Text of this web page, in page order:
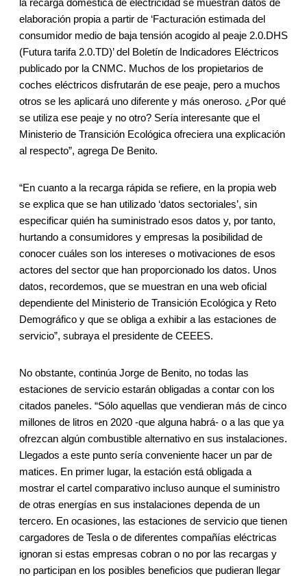
elaboración propia a partir de ‘Facturación estimada del
consumidor medio de baja tensión acogido al peaje 2.0.DHS
(Futura tarifa 2.0.TD)’ del Boletín de Indicadores Eléctricos
publicado por la CNMC. Muchos de los propietarios de
coches eléctricos disfrutarán de ese peaje, pero a muchos
otros se les aplicará uno diferente y más oneroso. ¿Por qué
se utiliza ese peaje y no otro? Sería interesante que el
Ministerio de Transición Ecológica ofreciera una explicación
al respecto”, agrega De Benito.
“En cuanto a la recarga rápida se refiere, en la propia web
se explica que se han utilizado ‘datos sectoriales’, sin
especificar quién ha suministrado esos datos y, por tanto,
hurtando a consumidores y empresas la posibilidad de
conocer cuáles son los intereses o motivaciones de esos
actores del sector que han proporcionado los datos. Unos
datos, recordemos, que se muestran en una web oficial
dependiente del Ministerio de Transición Ecológica y Reto
Demográfico y que se obliga a exhibir a las estaciones de
servicio”, subraya el presidente de CEEES.
No obstante, continúa Jorge de Benito, no todas las
estaciones de servicio estarán obligadas a contar con los
citados paneles. “Sólo aquellas que vendieran más de cinco
millones de litros en 2020 -que alguna habrá- o a las que ya
ofrezcan algún combustible alternativo en sus instalaciones.
Llegados a este punto sería conveniente hacer un par de
matices. En primer lugar, la estación está obligada a
mostrar el cartel comparativo incluso aunque el suministro
de otras energías en sus instalaciones dependa de un
tercero. En ocasiones, las estaciones de servicio que tienen
cargadores de Tesla o de diferentes compañías eléctricas
ignoran si estas empresas cobran o no por las recargas y
no participan en los posibles beneficios que pudieran llegar